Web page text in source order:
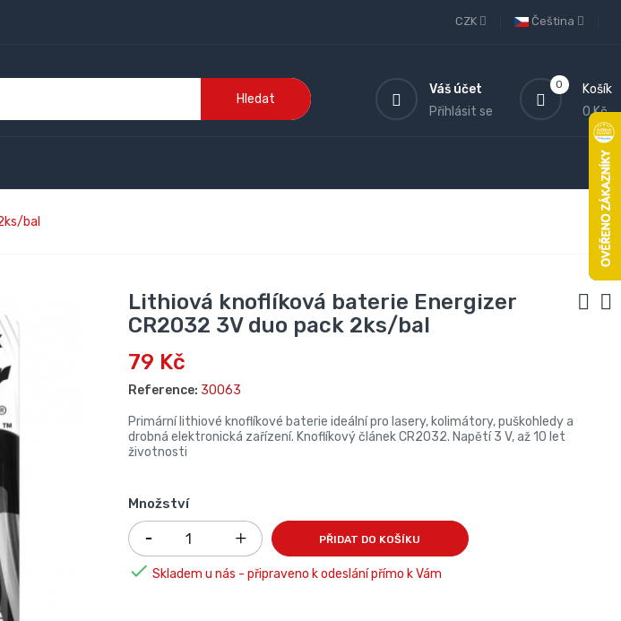
Čeština
CZK
Hledat
0
Košík
0 Kč
Váš účet
Přihlásit se
bal
Lithiová knoflíková baterie Energizer
CR2032 3V duo pack 2ks/bal
79 Kč
Reference: 30063
Primární lithiové knoflíkové baterie ideální pro lasery, kolimátory, puškohledy a
drobná elektronická zařízení. Knoflíkový článek CR2032. Napětí 3 V, až 10 let
životnosti
Množství
PŘIDAT DO KOŠÍKU
 Skladem u nás - připraveno k odeslání přímo k Vám